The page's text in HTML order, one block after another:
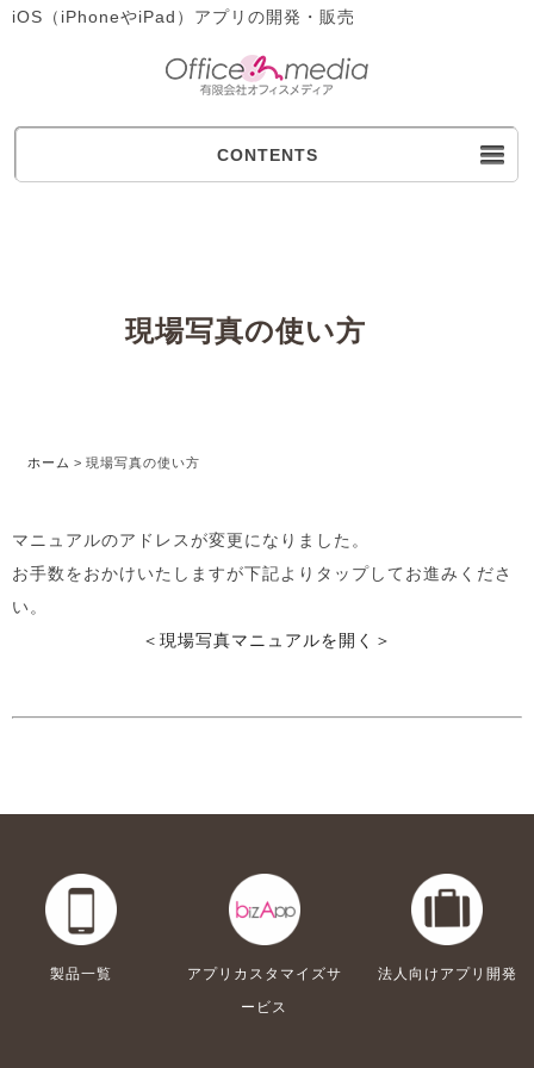
iOS（iPhoneやiPad）アプリの開発・販売
CONTENTS
現場写真の使い方
ホーム > 現場写真の使い方
マニュアルのアドレスが変更になりました。
お手数をおかけいたしますが下記よりタップしてお進みくださ
い。
＜現場写真マニュアルを開く＞
製品一覧
アプリカスタマイズサ
ービス
法人向けアプリ開発